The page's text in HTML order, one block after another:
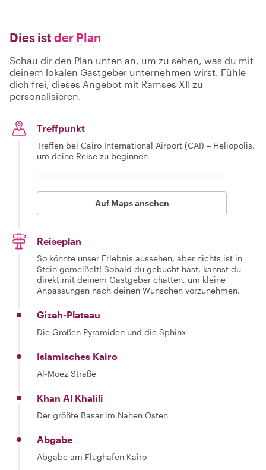
Dies ist der Plan
Schau dir den Plan unten an, um zu sehen, was du mit
deinem lokalen Gastgeber unternehmen wirst. Fühle
dich frei, dieses Angebot mit Ramses XII zu
personalisieren.
Treffpunkt
Treffen bei Cairo International Airport (CAI) – Heliopolis,
um deine Reise zu beginnen
Auf Maps ansehen
Reiseplan
So könnte unser Erlebnis aussehen, aber nichts ist in
Stein gemeißelt! Sobald du gebucht hast, kannst du
direkt mit deinem Gastgeber chatten, um kleine
Anpassungen nach deinen Wünschen vorzunehmen.
Gizeh-Plateau
Die Großen Pyramiden und die Sphinx
Islamisches Kairo
Al-Moez Straße
Khan Al Khalili
Der größte Basar im Nahen Osten
Abgabe
Abgabe am Flughafen Kairo